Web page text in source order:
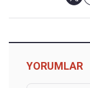
YORUMLAR